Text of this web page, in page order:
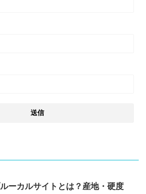
ーカルサイトとは？産地・硬度